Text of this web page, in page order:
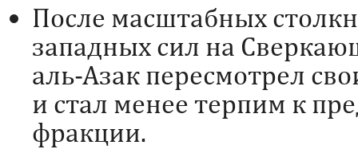
После масштабных
западных сил на
аль-Азак пересмотрел
и стал менее терпим к
фракции.